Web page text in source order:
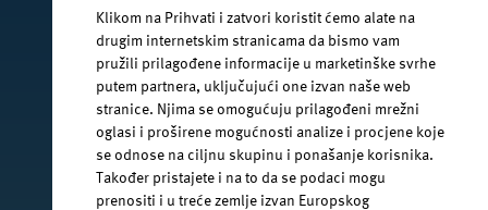
facebook.com/jana.water/
Klikom na Prihvati i zatvori koristit ćemo alate na
drugim internetskim stranicama da bismo vam
pružili prilagođene informacije u marketinške svrhe
putem partnera, uključujući one izvan naše web
stranice. Njima se omogućuju prilagođeni mrežni
oglasi i proširene mogućnosti analize i procjene koje
se odnose na ciljnu skupinu i ponašanje korisnika.
Također pristajete i na to da se podaci mogu
prenositi i u treće zemlje izvan Europskog